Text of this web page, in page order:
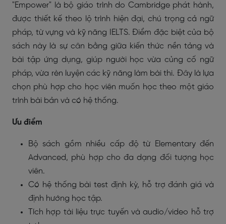
"Empower" là bộ giáo trình do Cambridge phát hành,
được thiết kế theo lộ trình hiện đại, chú trọng cả ngữ
pháp, từ vựng và kỹ năng IELTS. Điểm đặc biệt của bộ
sách này là sự cân bằng giữa kiến thức nền tảng và
bài tập ứng dụng, giúp người học vừa củng cố ngữ
pháp, vừa rèn luyện các kỹ năng làm bài thi. Đây là lựa
chọn phù hợp cho học viên muốn học theo một giáo
trình bài bản và có hệ thống.
Ưu điểm
Bộ sách gồm nhiều cấp độ từ Elementary đến
Advanced, phù hợp cho đa dạng đối tượng học
viên.
Có hệ thống bài test định kỳ, hỗ trợ đánh giá và
định hướng học tập.
Tích hợp tài liệu trực tuyến và audio/video hỗ trợ